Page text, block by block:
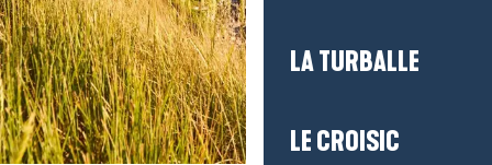
LA TURBALLE
LE CROISIC